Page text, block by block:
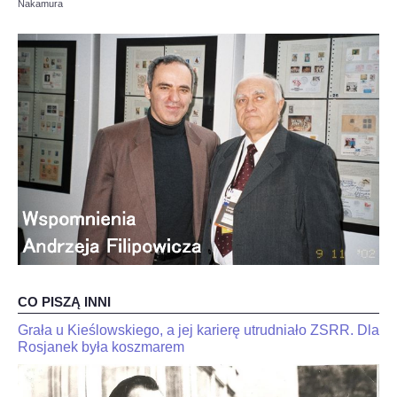
OPINIE, KONTROWERSJE
POLITYKA
FILMIKI
Z ARCHIWUM
SZACHIŚCI
ZDJĘCIA
Z KALENDARZA
Nakamura
CO PISZĄ INNI
JaJan-
Krzysztof
Duda
dla
interia.n-
"Kariakin
jest
skończony".
Trener
Grała u Kieślowskiego, a jej karierę utrudniało ZSRR. Dla
Rosjanek była koszmarem